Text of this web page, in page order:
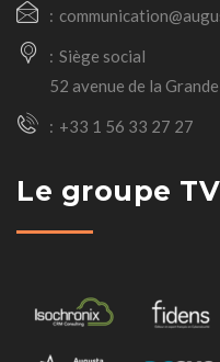
Siège social
52 avenue de la
+33 1 56 33 27 27
Le groupe